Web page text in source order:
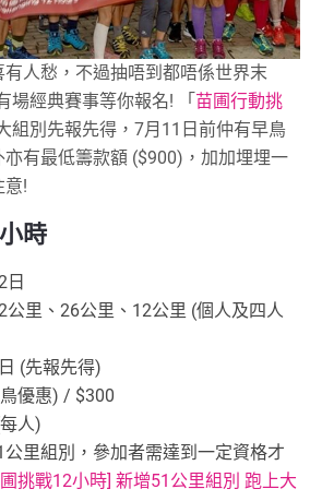
人愁，不過抽唔到都唔係世界末
場經典賽事等你報名! 「 苗圃行動挑
組別先報先得，7月11日前仲有早鳥
有最低籌款額 ($900)，加加埋埋一
意!
時
日
公里、26公里、12公里 (個人及四人
(先報先得)
優惠) / $300
人)
里組別，參加者需達到一定資格才
挑戰12小時] 新增51公里組別 跑上大